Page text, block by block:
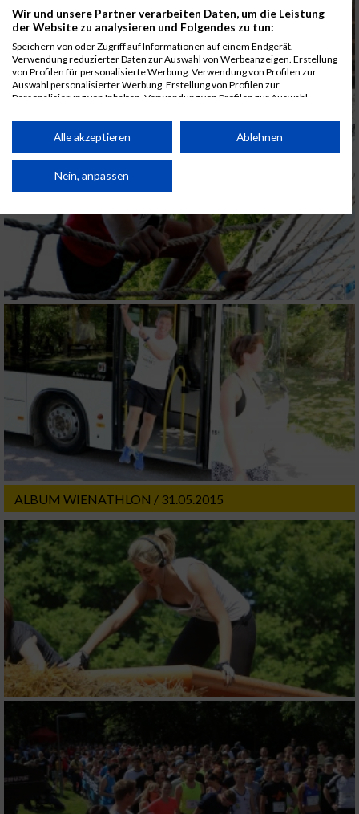
ALBUM WIENATHLON / 31.05.2015
Wir und unsere Partner verarbeiten Daten, um die Leistung
der Website zu analysieren und Folgendes zu tun:
Speichern von oder Zugriff auf Informationen auf einem Endgerät.
Verwendung reduzierter Daten zur Auswahl von Werbeanzeigen. Erstellung
von Profilen für personalisierte Werbung. Verwendung von Profilen zur
Auswahl personalisierter Werbung. Erstellung von Profilen zur
Personalisierung von Inhalten. Verwendung von Profilen zur Auswahl
Performance von Inhalten. Analyse von Zielgruppen durch Statistiken oder
Kombinationen von Daten aus verschiedenen Quellen. Entwicklung und
von Inhalten.
Daten können außerhalb der Europäischen Union weitergegeben und in die
Website/App.
Partnerliste anzeigen (1 IAB-Anbieter)
Wir nutzen Ihre Daten für folgende Zwecke:
IAB-Verarbeitungszwecke:
Speichern von oder Zugriff auf Informationen
auf einem Endgerät
Verwendung reduzierter Daten zur Auswahl
von Werbeanzeigen
Erstellung von Profilen für personalisierte
Werbung
Verwendung von Profilen zur Auswahl
personalisierter Werbung
Erstellung von Profilen zur Personalisierung
von Inhalten
Verwendung von Profilen zur Auswahl
personalisierter Inhalte
Messung der Werbeleistung
Messung der Performance von Inhalten
Analyse von Zielgruppen durch Statistiken
oder Kombinationen von Daten aus
verschiedenen Quellen
Entwicklung und Verbesserung der Angebote
Alle akzeptieren Ablehnen
Nein, anpassen